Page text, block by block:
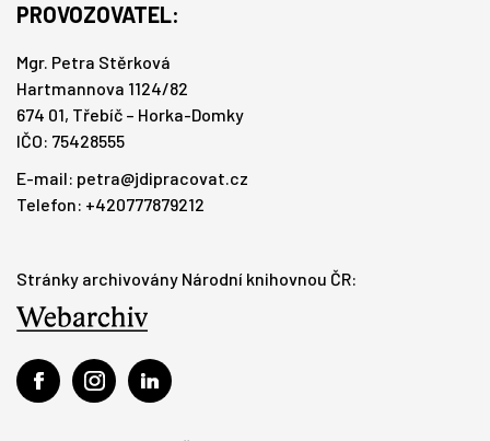
PROVOZOVATEL:
Mgr. Petra Stěrková
Hartmannova 1124/82
674 01, Třebíč – Horka-Domky
IČO: 75428555
E-mail: petra@jdipracovat.cz
Telefon: +420777879212
Stránky archivovány Národní knihovnou ČR: